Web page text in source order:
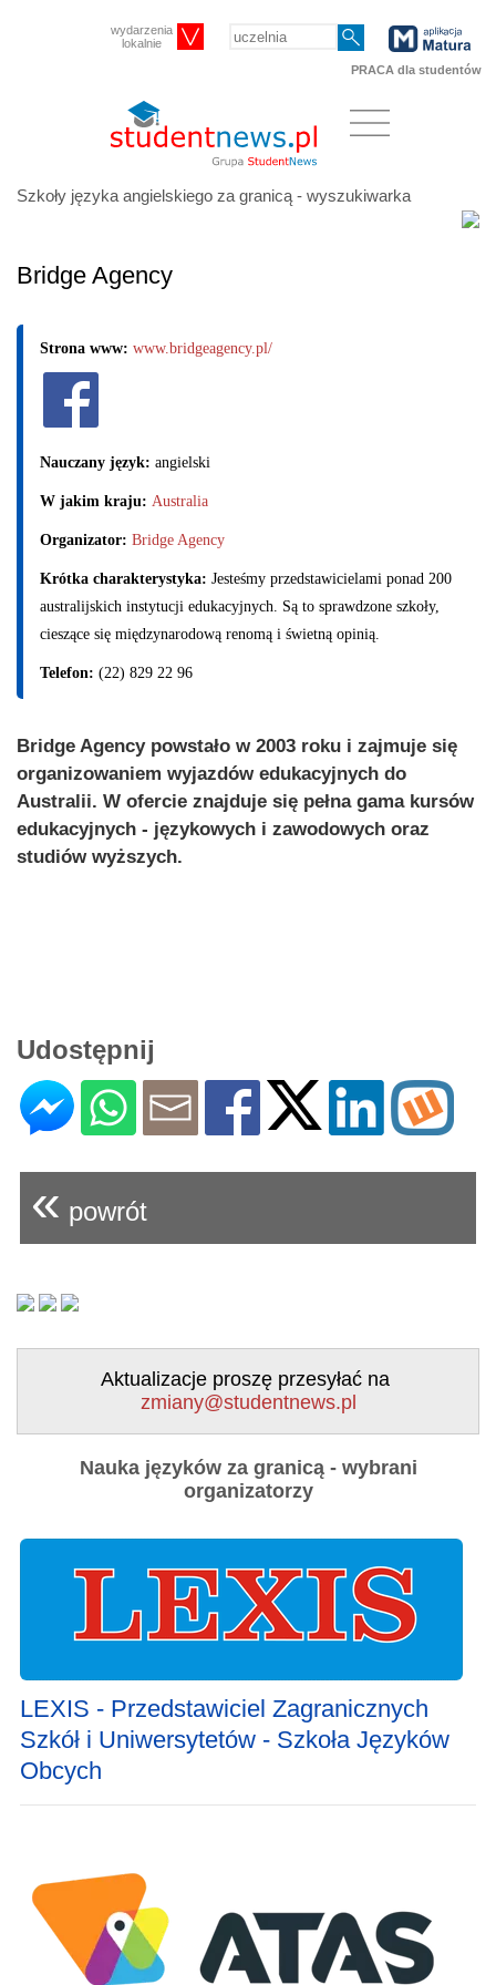
wydarzenia
lokalnie
PRACA dla studentów
Szkoły języka angielskiego za granicą - wyszukiwarka
Bridge Agency
Strona www: www.bridgeagency.pl/
Nauczany język: angielski
W jakim kraju: Australia
Organizator: Bridge Agency
Krótka charakterystyka: Jesteśmy przedstawicielami ponad 200
australijskich instytucji edukacyjnych. Są to sprawdzone szkoły,
cieszące się międzynarodową renomą i świetną opinią.
Telefon: (22) 829 22 96
Bridge Agency powstało w 2003 roku i zajmuje się
organizowaniem wyjazdów edukacyjnych do
Australii. W ofercie znajduje się pełna gama kursów
edukacyjnych - językowych i zawodowych oraz
studiów wyższych.
Udostępnij
« powrót
Aktualizacje proszę przesyłać na
zmiany@studentnews.pl
Nauka języków za granicą - wybrani
organizatorzy
LEXIS - Przedstawiciel Zagranicznych
Szkół i Uniwersytetów - Szkoła Języków
Obcych